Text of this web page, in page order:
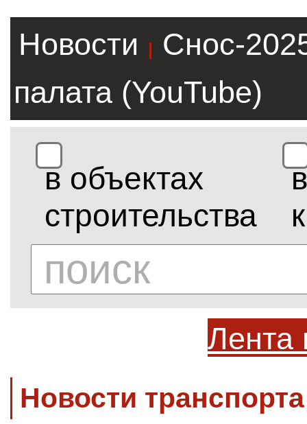
Новости |
Снос-
палата (YouTube)
в объектах
строительства
в
Лента
Новости